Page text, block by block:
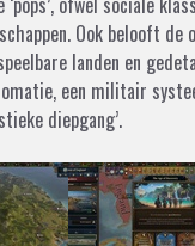
Ook belooft de
landen en
een militair
diepgang’.